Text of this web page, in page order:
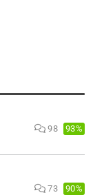
98 93%
73 90%